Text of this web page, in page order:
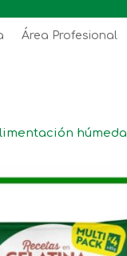
Área Profesional
húmeda